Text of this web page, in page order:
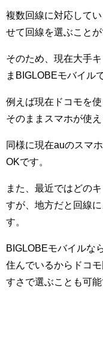
複数回線に対応して
せて回線を選ぶことが
そのため、現在大手
まBIGLOBEモバイル
例えば現在ドコモを
そのままスマホが使え
同様に現在auのスマ
OKです。
また、最近ではどの
すが、地方だと回線
す。
BIGLOBEモバイルな
住んでいるからドコ
すさで選ぶことも可能